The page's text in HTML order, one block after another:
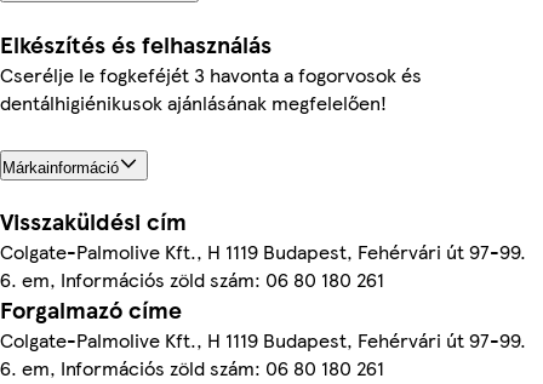
Elkészítés és felhasználás
Cserélje le fogkeféjét 3 havonta a fogorvosok és
dentálhigiénikusok ajánlásának megfelelően!
Márkainformáció
Visszaküldési cím
Colgate-Palmolive Kft., H 1119 Budapest, Fehérvári út 97-99.
6. em, Információs zöld szám: 06 80 180 261
Forgalmazó címe
Colgate-Palmolive Kft., H 1119 Budapest, Fehérvári út 97-99.
6. em, Információs zöld szám: 06 80 180 261